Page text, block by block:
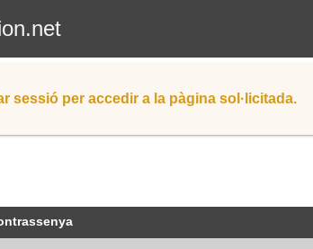
sessió per accedir a la pàgina sol·licitada.